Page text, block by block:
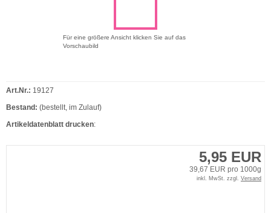
Für eine größere Ansicht klicken Sie auf das
Vorschaubild
5,95 EUR
39,67 EUR pro 1000g
inkl. MwSt. zzgl. Versand
Art.Nr.: 19127
Bestand: (bestellt, im Zulauf)
Artikeldatenblatt drucken: